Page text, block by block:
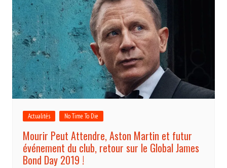
Actualités No Time To Die
Mourir Peut Attendre, Aston Martin et futur
événement du club, retour sur le Global James
Bond Day 2019 !